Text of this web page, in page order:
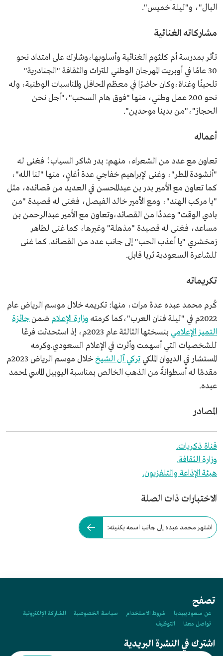
البال"، و"ليلة خميس".
مشاركاته الغنائية
تأثر بمدرسة أم كلثوم الغنائية وأسلوبها،وشارك على امتداد نحو
30 عامًا في أوبريت المهرجان الوطني للتراث والثقافة "الجنادرية"
تلحينًا وغناءً،وكان حاضرًا في معظم المحافل والمناسبات الوطنية، وله
نحو 200 عمل وطني، منها "فوق هام السحب"،"أجل نحن
الحجاز"،"من بدينا موحدين".
أعماله
تعاون مع عدد من الشعراء، منهم: بدر شاكر السياب؛ فغنى له
"أنشودة المطر"، وغنى لإبراهيم خفاجي عدة أغانٍ، منها "لنا الله"،
كما تعاون مع الأمير بدر بن عبدالمحسن في العديد من قصائده، مثل
"يا مركب الهند"، ومع الأمير خالد الفيصل، فغنى له قصيدة "من
بادي الوقت" وعددًا من القصائد،وتعاون مع الأمير عبدالرحمن بن
مساعد، فغنى له قصيدة "مذهلة" وغيرها، كما غنى لطاهر
زمخشري "يا أعذب الحب" إلى جانب عدد من القصائد. كما غنى
للشاعرة السعودية ثريا قابل.
تكريماته
كُرم محمد عبده عدة مرات، منها: تكريمه خلال موسم الرياض عام
2022م في "ليلة فنان العرب"،كما كرمته
وزارة الإعلام ضمنجائزة
التميز الإعلامي
بنسختها الثالثة عام 2023م، إذ استحدثت فرعًا
للشخصيات التي أسهمت وأثرت في الإعلام السعودي.وكرمه
المستشار في الديوان الملكي تركي آل الشيخ
خلال موسم الرياض 2023م
مقدمًا له أسطوانةً من الذهب الخالص بمناسبة اليوبيل الماسي لمحمد
عبده.
المصادر
قناة ذكريات.
وزارة الثقافة.
هيئة الإذاعة والتلفزيون.
الاختبارات ذات الصلة
اشتهر محمد عبده إلى جانب اسمه بكنيته:
تصفح
عن سعوديبيديا شروط الاستخدام سياسة الخصوصية
المشاركة الإلكترونية
تواصل معنا
التوظيف
اشترك في النشرة البريدية